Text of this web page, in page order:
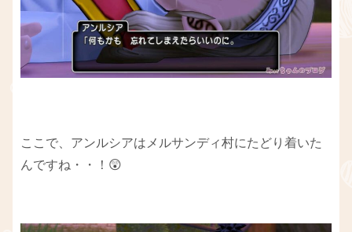
ここで、アンルシアはメルサンディ村にたどり着いた
んですね・・！😲